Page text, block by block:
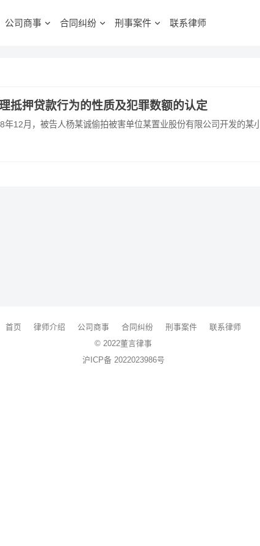
公司商事 合同纠纷 刑事案件 联系律师
抵押贷款行为的性质及犯罪数额的认定
12月，被告人杨某诚偷拍被害单位某置业股份有限公司开发的某
首页 律师介绍 公司商事 合同纠纷 刑事案件
联系律师
© 2022董言律事
沪ICP备 2022023986号